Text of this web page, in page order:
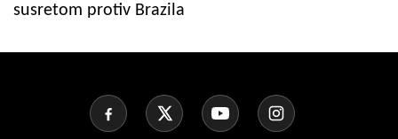
susretom protiv Brazila